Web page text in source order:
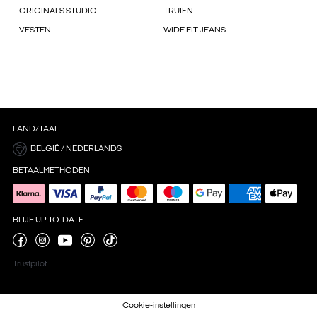
ORIGINALS STUDIO TRUIEN
VESTEN WIDE FIT JEANS
LAND/TAAL
BELGIË / NEDERLANDS
BETAALMETHODEN
BLIJF UP-TO-DATE
Trustpilot
Cookie-instellingen